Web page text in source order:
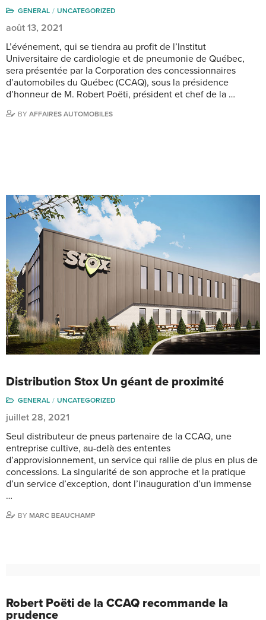
GENERAL UNCATEGORIZED
août 13, 2021
L’événement, qui se tiendra au profit de l’Institut
Universitaire de cardiologie et de pneumonie de Québec,
sera présentée par la Corporation des concessionnaires
d’automobiles du Québec (CCAQ), sous la présidence
d’honneur de M. Robert Poëti, président et chef de la …
BY AFFAIRES AUTOMOBILES
Distribution Stox Un géant de proximité
GENERAL UNCATEGORIZED
juillet 28, 2021
Seul distributeur de pneus partenaire de la CCAQ, une
entreprise cultive, au-delà des ententes
d’approvisionnement, un service qui rallie de plus en plus de
concessions. La singularité de son approche et la pratique
d’un service d’exception, dont l’inauguration d’un immense
…
BY MARC BEAUCHAMP
Robert Poëti de la CCAQ recommande la
prudence